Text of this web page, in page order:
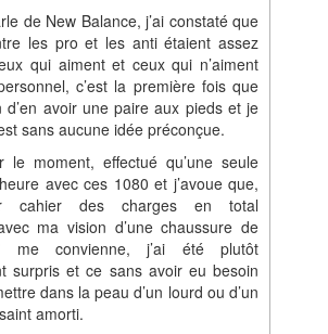
de New Balance, j’ai constaté que
les pro et les anti étaient assez
qui aiment et ceux qui n’aiment
c’est la première fois que
d’en avoir une paire aux pieds et je
sans aucune idée préconçue.
le moment, effectué qu’une seule
avec ces 1080 et j’avoue que,
cahier des charges en total
ma vision d’une chaussure de
me convienne, j’ai été plutôt
surpris et ce sans avoir eu besoin
dans la peau d’un lourd ou d’un
amorti.